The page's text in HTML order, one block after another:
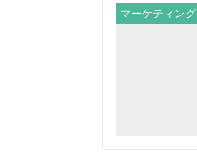
マーケティング